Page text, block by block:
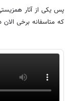
پس یکی از آثار
که متاسفانه برخی